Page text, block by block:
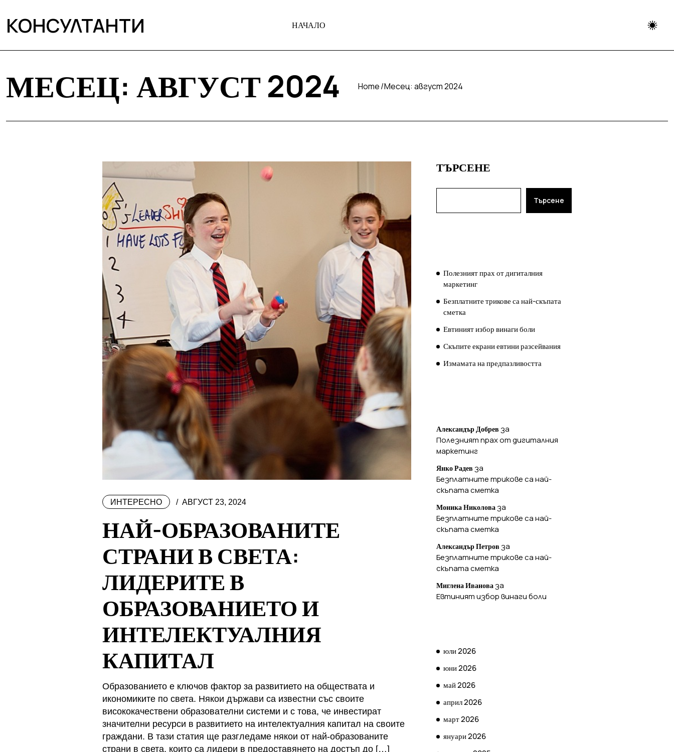
КОНСУЛТАНТИ НАЧАЛО
МЕСЕЦ: АВГУСТ 2024 Home Месец: август 2024
ИНТЕРЕСНО АВГУСТ 23, 2024
НАЙ-ОБРАЗОВАНИТЕ
СТРАНИ В СВЕТА:
ЛИДЕРИТЕ В
ОБРАЗОВАНИЕТО И
ИНТЕЛЕКТУАЛНИЯ
КАПИТАЛ
Образованието е ключов фактор за развитието на обществата и
икономиките по света. Някои държави са известни със своите
висококачествени образователни системи и с това, че инвестират
значителни ресурси в развитието на интелектуалния капитал на своите
граждани. В тази статия ще разгледаме някои от най-образованите
страни в света, които са лидери в предоставянето на достъп до […]
ТЪРСЕНЕ
Търсене
Полезният прах от дигиталния
маркетинг
Безплатните трикове са най-скъпата
сметка
Евтиният избор винаги боли
Скъпите екрани евтини разсейвания
Измамата на предпазливостта
Александър Добрев за
Полезният прах от дигиталния
маркетинг
Янко Радев за
Безплатните трикове са най-
скъпата сметка
Моника Николоваза
Безплатните трикове са най-
скъпата сметка
Александър Петров за
Безплатните трикове са най-
скъпата сметка
Миглена Ивановаза
Евтиният избор винаги боли
юли 2026
юни 2026
май 2026
април 2026
март 2026
януари 2026